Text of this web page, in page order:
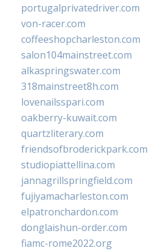
portugalprivatedriver.com
von-racer.com
coffeeshopcharleston.com
salon104mainstreet.com
alkaspringswater.com
318mainstreet8h.com
lovenailsspari.com
oakberry-kuwait.com
quartzliterary.com
friendsofbroderickpark.com
studiopiattellina.com
jannagrillspringfield.com
fujiyamacharleston.com
elpatronchardon.com
donglaishun-order.com
fiamc-rome2022.org